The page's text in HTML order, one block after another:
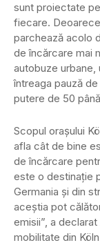
sunt proiectate
fiecare.
parchează acolo
de încărcare mai
autobuze
întreaga pauză
putere de 50
Scopul orașului
afla cât de bine
de încărcare
este o destinație
Germania și din
aceștia pot
emisii”, a
mobilitate din